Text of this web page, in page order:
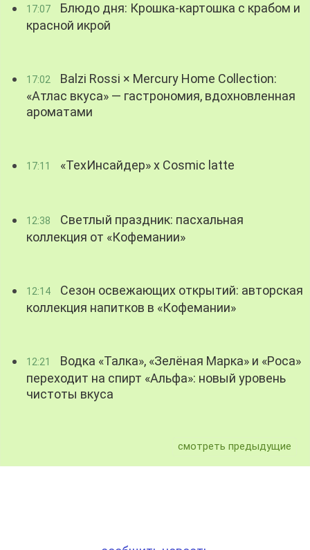
17:07
Блюдо дня: Крошка-картошка с крабом и
красной икрой
17:02
Balzi Rossi × Mercury Home Collection:
«Атлас вкуса» — гастрономия, вдохновленная
ароматами
17:11 «ТехИнсайдер» х Cosmic latte
12:38
Светлый праздник: пасхальная
коллекция от «Кофемании»
12:14
Сезон освежающих открытий: авторская
коллекция напитков в «Кофемании»
12:21
Водка «Талка», «Зелёная Марка» и «Роса»
переходит на спирт «Альфа»: новый уровень
чистоты вкуса
смотреть предыдущие